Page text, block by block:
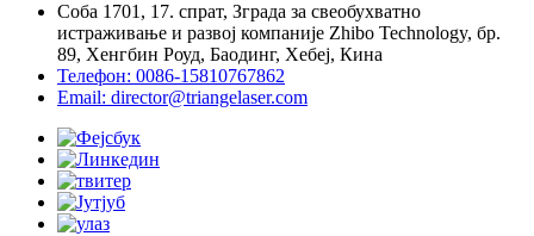
Соба 1701, 17. спрат, Зграда за свеобухватно
истраживање и развој компаније Zhibo Technology, бр.
89, Хенгбин Роуд, Баодинг, Хебеј, Кина
Телефон: 0086-15810767862
Email: director@triangelaser.com